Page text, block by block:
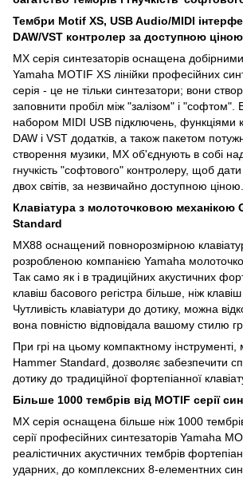
Тембри Motif XS, USB Audio/MIDI
DAW/VST контролер за доступною ціною
MX серія синтезаторів оснащена
Yamaha MOTIF XS лінійки професійних
серія - це не тільки синтезатори; вони
заповнити пробіл між "залізом" і "софтом".
набором MIDI USB підключень, функціями
DAW і VST додатків, а також пакетом
створення музики, MX об'єднують в собі
гнучкість "софтового" контролеру, щоб
двох світів, за незвичайно доступною ціною.
Клавіатура з молоточковою механікою
Standard
MX88 оснащений повнорозмірною
розробленою компанією Yamaha
Так само як і в традиційних акустичних
клавіш басового регістра більше, ніж клавіш
Чутливість клавіатури до дотику, можна
вона повністю відповідала вашому стилю
При грі на цьому компактному інструменті,
Hammer Standard, дозволяє забезпечити
дотику до традиційної фортепіанної
Більше 1000 тембрів від MOTIF серії
MX серія оснащена більше ніж 1000
серії професійних синтезаторів Yamaha
реалістичних акустичних тембрів
ударних, до комплексних 8-елементних